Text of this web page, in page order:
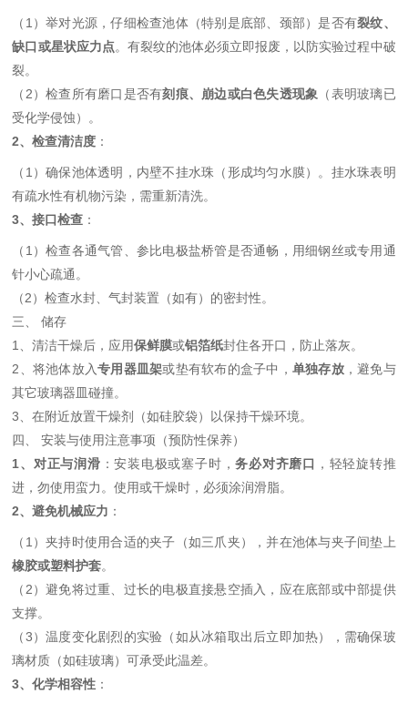
（1）举对光源，仔细检查池体（特别是底部、颈部）是否有裂纹、
缺口或星状应力点。有裂纹的池体必须立即报废，以防实验过程中破
裂。
（2）检查所有磨口是否有刻痕、崩边或白色失透现象 （表明玻璃已
受化学侵蚀）。
2、检查清洁度 ：
（1）确保池体透明，内壁不挂水珠（形成均匀水膜）。挂水珠表明
有疏水性有机物污染，需重新清洗。
3、接口检查 ：
（1）检查各通气管、参比电极盐桥管是否通畅，用细钢丝或专用通
针小心疏通。
（2）检查水封、气封装置（如有）的密封性。
三、 储存
1、清洁干燥后，应用保鲜膜或铝箔纸封住各开口，防止落灰。
2、将池体放入专用器皿架或垫有软布的盒子中， 单独存放，避免与
其它玻璃器皿碰撞。
3、在附近放置干燥剂（如硅胶袋）以保持干燥环境。
四、 安装与使用注意事项（预防性保养）
1、对正与润滑 ：安装电极或塞子时，务必对齐磨口 ，轻轻旋转推
进，勿使用蛮力。使用或干燥时，必须涂润滑脂。
2、避免机械应力 ：
（1）夹持时使用合适的夹子（如三爪夹），并在池体与夹子间垫上
橡胶或塑料护套。
（2）避免将过重、过长的电极直接悬空插入，应在底部或中部提供
支撑。
（3）温度变化剧烈的实验（如从冰箱取出后立即加热），需确保玻
璃材质（如硅玻璃）可承受此温差。
3、化学相容性 ：